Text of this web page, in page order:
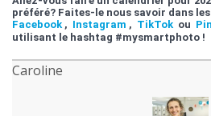
préféré? Faites-le nous savoir dans
Facebook , Instagram , TikTok ou
utilisant le hashtag #mysmartphoto !
Caroline